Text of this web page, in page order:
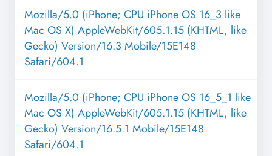
Mozilla/5.0 (iPhone; CPU iPhone OS 16_3 like
Mac OS X) AppleWebKit/605.1.15 (KHTML, like
Gecko) Version/16.3 Mobile/15E148
Safari/604.1
Mozilla/5.0 (iPhone; CPU iPhone OS 16_5_1 like
Mac OS X) AppleWebKit/605.1.15 (KHTML, like
Gecko) Version/16.5.1 Mobile/15E148
Safari/604.1